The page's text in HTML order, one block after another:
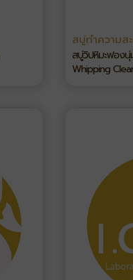
สบู่ทำความส
สบู่วิปหิมะฟองนุ่
Whipping